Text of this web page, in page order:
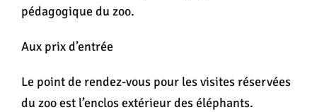
pédagogique du zoo.
Aux prix d’entrée
Le point de rendez-vous pour les visites réservées
du zoo est l’enclos extérieur des éléphants.